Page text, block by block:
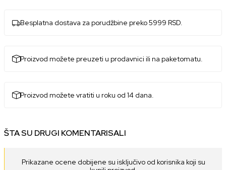
Besplatna dostava za porudžbine preko 5999 RSD.
Proizvod možete preuzeti u prodavnici ili na paketomatu.
Proizvod možete vratiti u roku od 14 dana.
ŠTA SU DRUGI KOMENTARISALI
Prikazane ocene dobijene su isključivo od korisnika koji su